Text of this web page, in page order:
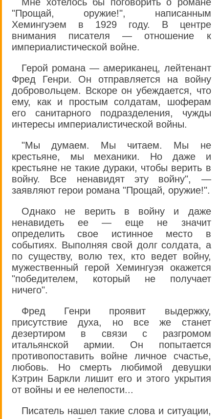
"Прощай, оружие!", написанным
Хемингуэем в 1929 году. В центре
внимания писателя — отношение к
империалистической войне.
Герой романа — американец, лейтенант
Фред Генри. Он отправляется на войну
добровольцем. Вскоре он убеждается, что
ему, как и простым солдатам, шоферам
его санитарного подразделения, чужды
интересы империалистической войны.
"Мы думаем. Мы читаем. Мы не
крестьяне, мы механики. Но даже и
крестьяне не такие дураки, чтобы верить в
войну. Все ненавидят эту войну", —
заявляют герои романа "Прощай, оружие!".
Однако не верить в войну и даже
ненавидеть ее — еще не значит
определить свое истинное место в
событиях. Выполняя свой долг солдата, а
по существу, волю тех, кто ведет войну,
мужественный герой Хемингуэя окажется
"победителем, который не получает
ничего".
Фред Генри проявит выдержку,
присутствие духа, но все же станет
дезертиром в связи с разгромом
итальянской армии. Он попытается
противопоставить войне личное счастье,
любовь. Но смерть любимой девушки
Кэтрин Баркли лишит его и этого укрытия
от войны и ее нелепости...
Писатель нашел такие слова и ситуации,